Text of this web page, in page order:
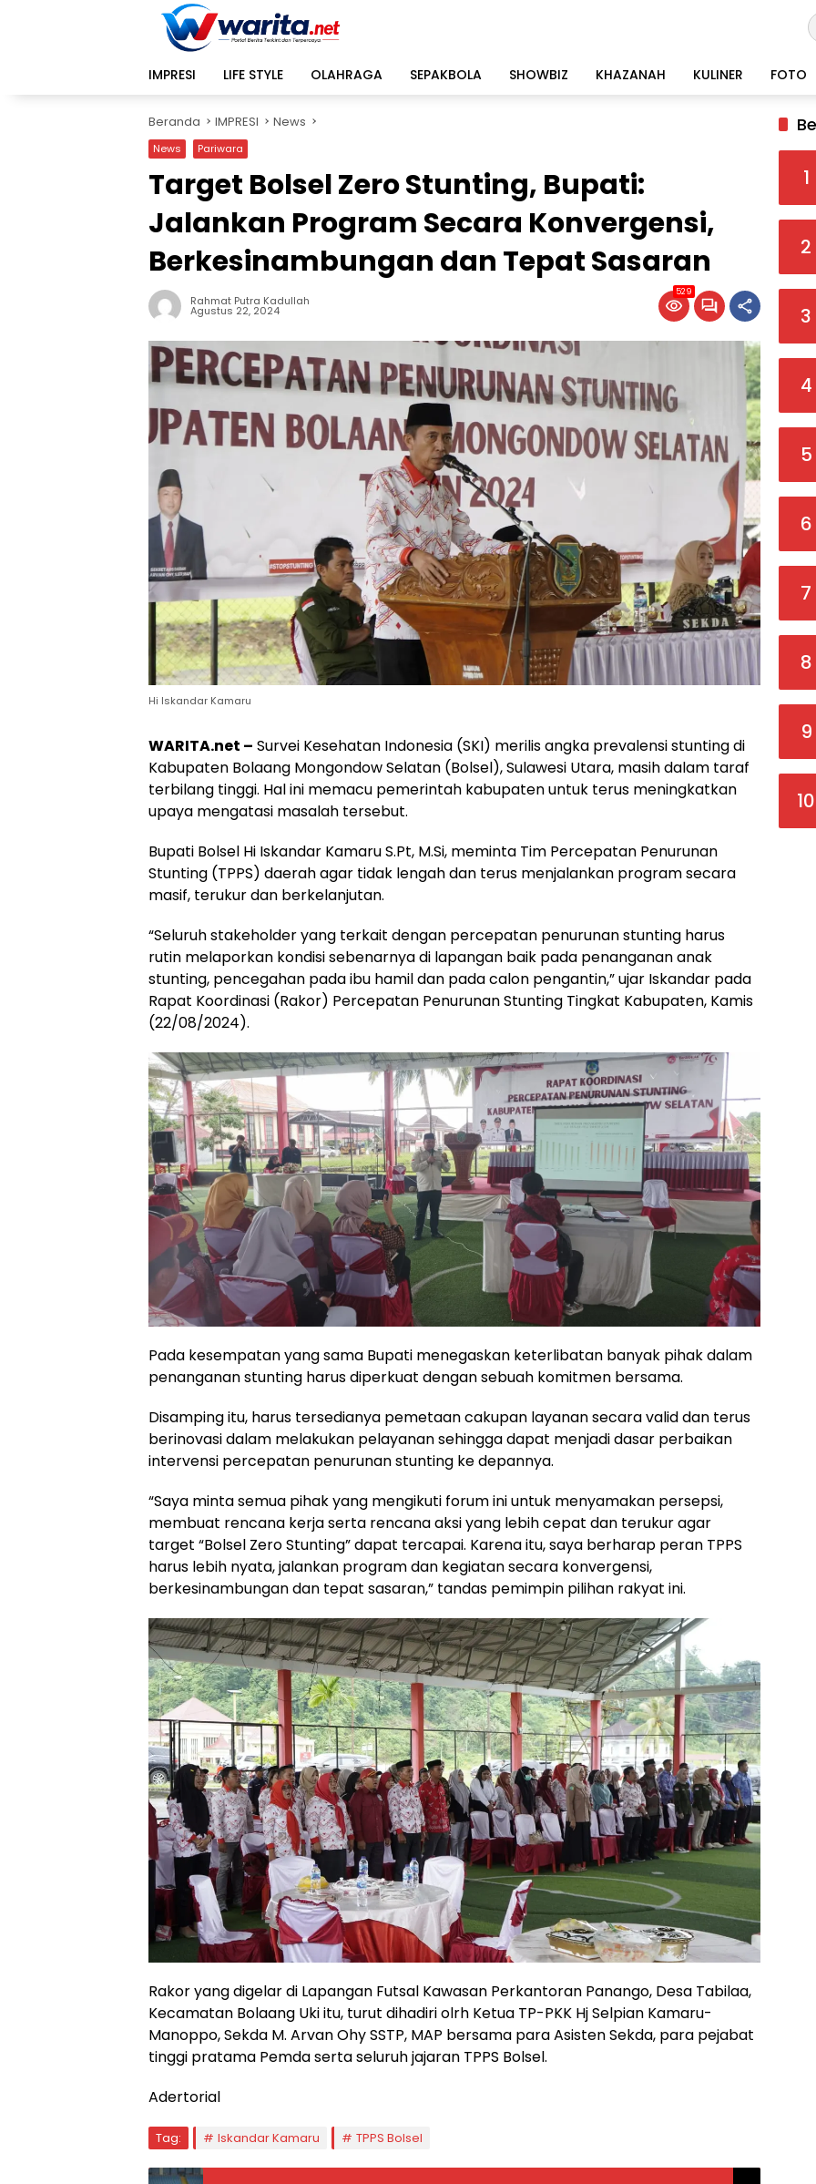
IMPRESI
LIFE STYLE OLAHRAGA SEPAKBOLA SHOWBIZ KHAZANAH KULINER FOTO
Beranda IMPRESI News
News Pariwara
Target Bolsel Zero Stunting, Bupati:
Jalankan Program Secara Konvergensi,
Berkesinambungan dan Tepat Sasaran
Rahmat Putra Kadullah
Agustus 22, 2024
529
Hi Iskandar Kamaru
WARITA.net – Survei Kesehatan Indonesia (SKI) merilis angka prevalensi stunting di
Kabupaten Bolaang Mongondow Selatan (Bolsel), Sulawesi Utara, masih dalam taraf
terbilang tinggi. Hal ini memacu pemerintah kabupaten untuk terus meningkatkan
upaya mengatasi masalah tersebut.
Bupati Bolsel Hi Iskandar Kamaru S.Pt, M.Si, meminta Tim Percepatan Penurunan
Stunting (TPPS) daerah agar tidak lengah dan terus menjalankan program secara
masif, terukur dan berkelanjutan.
“Seluruh stakeholder yang terkait dengan percepatan penurunan stunting harus
rutin melaporkan kondisi sebenarnya di lapangan baik pada penanganan anak
stunting, pencegahan pada ibu hamil dan pada calon pengantin,” ujar Iskandar pada
Rapat Koordinasi (Rakor) Percepatan Penurunan Stunting Tingkat Kabupaten, Kamis
(22/08/2024).
Pada kesempatan yang sama Bupati menegaskan keterlibatan banyak pihak dalam
penanganan stunting harus diperkuat dengan sebuah komitmen bersama.
Disamping itu, harus tersedianya pemetaan cakupan layanan secara valid dan terus
berinovasi dalam melakukan pelayanan sehingga dapat menjadi dasar perbaikan
intervensi percepatan penurunan stunting ke depannya.
“Saya minta semua pihak yang mengikuti forum ini untuk menyamakan persepsi,
membuat rencana kerja serta rencana aksi yang lebih cepat dan terukur agar
target “Bolsel Zero Stunting” dapat tercapai. Karena itu, saya berharap peran TPPS
harus lebih nyata, jalankan program dan kegiatan secara konvergensi,
berkesinambungan dan tepat sasaran,” tandas pemimpin pilihan rakyat ini.
Rakor yang digelar di Lapangan Futsal Kawasan Perkantoran Panango, Desa Tabilaa,
Kecamatan Bolaang Uki itu, turut dihadiri olrh Ketua TP-PKK Hj Selpian Kamaru-
Manoppo, Sekda M. Arvan Ohy SSTP, MAP bersama para Asisten Sekda, para pejabat
tinggi pratama Pemda serta seluruh jajaran TPPS Bolsel.
Adertorial
Tag: Iskandar Kamaru TPPS Bolsel
1
2
3
4
5
6
7
8
9
10